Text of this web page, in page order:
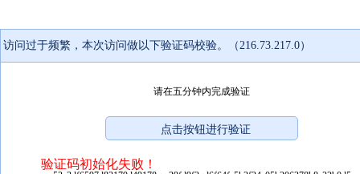
访问过于频繁，本次访问做以下验证码校验。（216.73.217.0）
请在五分钟内完成验证
验证码初始化失败！